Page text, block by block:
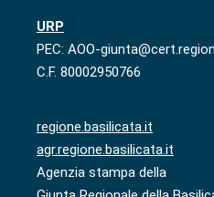
URP
PEC: AOO-
C.F. 80002950766
regione.basilicata.it
agr.regione.basilicata.it
Agenzia stampa della